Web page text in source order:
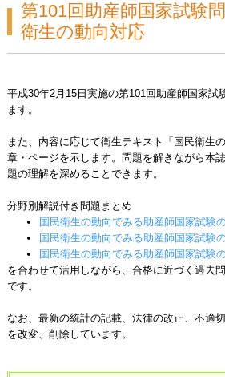
第101回助産師国家試験
衛生の動向対応
平成30年2月15日実施の第101回助産師国家試
ます。
また、内容に応じて衛生テキスト「国民衛生
章・ページを示します。問題を解きながら本
題の理解を深めることできます。
分野別解説付き問題まとめ
国民衛生の動向でみる助産師国家試験
国民衛生の動向でみる助産師国家試験
国民衛生の動向でみる助産師国家試験
を合わせて活用しながら、合格に近づく過去
です。
なお、最新の統計の記載、法律の改正、不適
を改変、削除しています。